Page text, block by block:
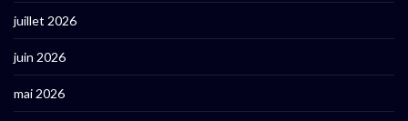
juillet 2026
juin 2026
mai 2026